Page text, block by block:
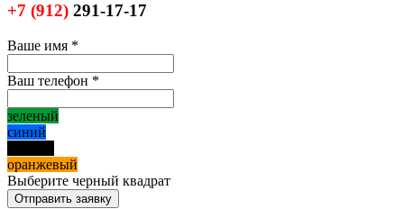
+7 (912) 291-17-17
Ваше имя *
Ваш телефон *
зеленый
синий
оранжевый
Выберите черный квадрат